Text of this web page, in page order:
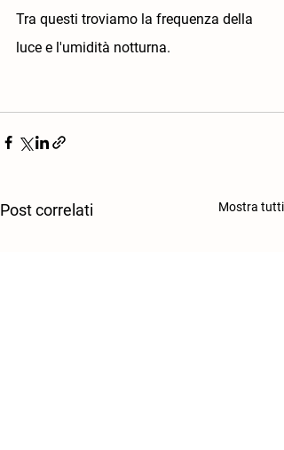
Tra questi troviamo la frequenza della
luce e l'umidità notturna.
Post correlati Mostra tutti